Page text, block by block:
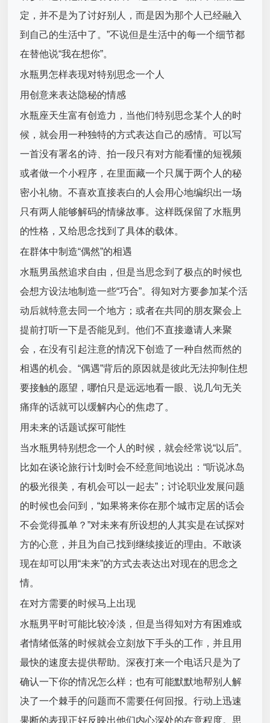
定，并不是为了讨好别人，而是因为那个人已经融入
到自己的生活中了。”不说但是生活中的每一个细节都
在替他说“我在想你”。
水瓶男怎样表现对特别思念一个人
用创意来表达隐秘的情感
水瓶座天生富有创造力，当他们特别思念某个人的时
候，就会用一种独特的方式表达自己的感情。可以写
一首没有署名的诗、拍一段只有对方能看懂的短视频
或者做一个小程序，在里面藏一个只属于两个人的秘
密小礼物。不喜欢直接表白的人会用心地编织出一场
只有两人能够解码的情缘故事。这样既保留了水瓶男
的性格，又给思念找到了具体的载体。
在群体中制造“偶然”的相遇
水瓶男虽然追求自由，但是当思念到了极点的时候也
会想方设法地制造一些“巧合”。得知对方要参加某个活
动后就特意去同一个地方；或者在共同的朋友聚会上
提前打听一下是否能见到。他们不直接邀请人来聚
会，在没有引起注意的情况下创造了一种自然而然的
相遇的机会。“偶遇”背后的原因就是彼此无法抑制住想
要接触的愿望，哪怕只是远远地看一眼、说几句无关
痛痒的话就可以缓解内心的焦虑了。
用未来的话题试探可能性
当水瓶男特别想念一个人的时候，就会经常说“以后”。
比如在谈论旅行计划时会不经意间地说出：“听说冰岛
的极光很美，有机会可以一起去”；讨论职业发展问题
的时候也会问到，“如果将来你在那个城市定居的话会
不会觉得孤单？”对未来有所设想的人其实是在试探对
方的心意，并且为自己找到继续接近的理由。不敢谈
现在却可以用“未来”的方式去表达出对现在的思念之
情。
在对方需要的时候马上出现
水瓶男平时可能比较冷淡，但是当得知对方有困难或
者情绪低落的时候就会立刻放下手头的工作，并且用
最快的速度去提供帮助。深夜打来一个电话只是为了
确认一下你的情况怎么样；也有可能默默地帮别人解
决了一个棘手的问题而不需要任何回报。行动上迅速
果断的表现正好反映出他们内心深处的在意程度。思